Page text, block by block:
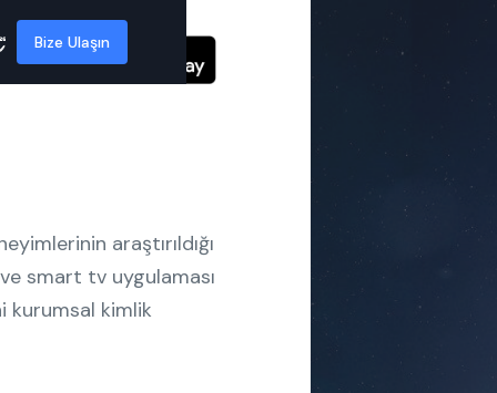
Bize Ulaşın
araştırıldığı
smart tv uygulaması
kurumsal kimlik